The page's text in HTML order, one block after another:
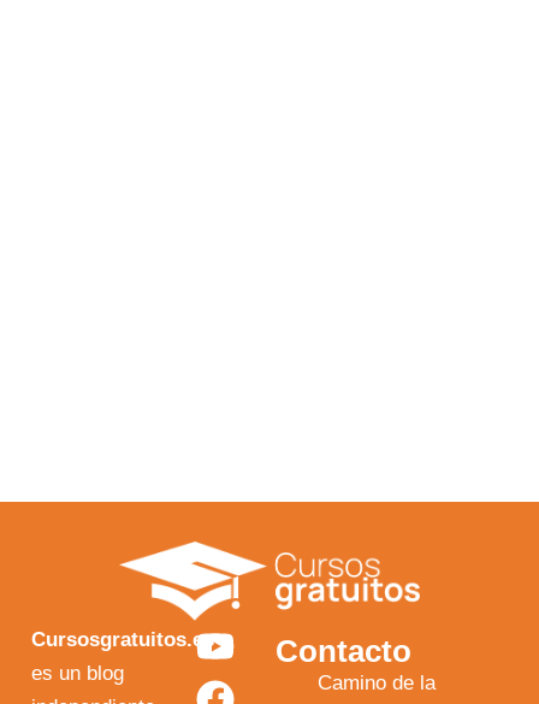
Cursosgratuitos.es
es un blog
Y
o
F
a
I
n
X
-
Contacto
Camino de la